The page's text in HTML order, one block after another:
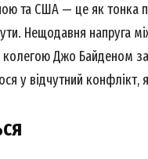
та США — це як тонка
Нещодавня напруга
Джо Байденом
у відчутний